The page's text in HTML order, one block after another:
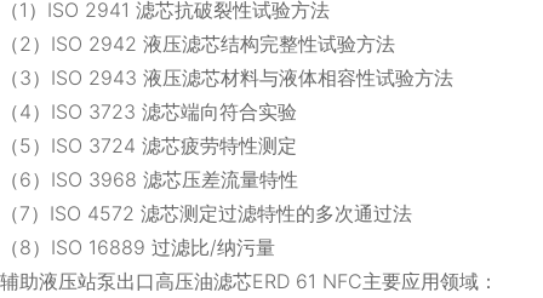
（1）ISO 2941 滤芯抗破裂性试验方法
（2）ISO 2942 液压滤芯结构完整性试验方法
（3）ISO 2943 液压滤芯材料与液体相容性试验方法
（4）ISO 3723 滤芯端向符合实验
（5）ISO 3724 滤芯疲劳特性测定
（6）ISO 3968 滤芯压差流量特性
（7）ISO 4572 滤芯测定过滤特性的多次通过法
（8）ISO 16889 过滤比/纳污量
辅助液压站泵出口高压油滤芯ERD 61 NFC主要应用领域：